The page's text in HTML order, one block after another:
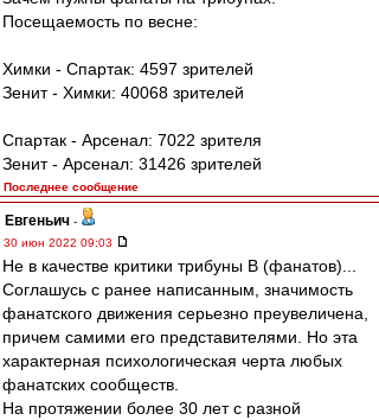
Посещаемость по весне:
Химки - Спартак: 4597 зрителей
Зенит - Химки: 40068 зрителей
Спартак - Арсенал: 7022 зрителя
Зенит - Арсенал: 31426 зрителей
Последнее сообщение
Евгеньич -
30 июн 2022 09:03
Не в качестве критики трибуны В (фанатов)...
Соглашусь с ранее написанным, значимость
фанатского движения серьезно преувеличена,
причем самими его представителями. Но эта
характерная психологическая черта любых
фанатских сообществ.
На протяжении более 30 лет с разной